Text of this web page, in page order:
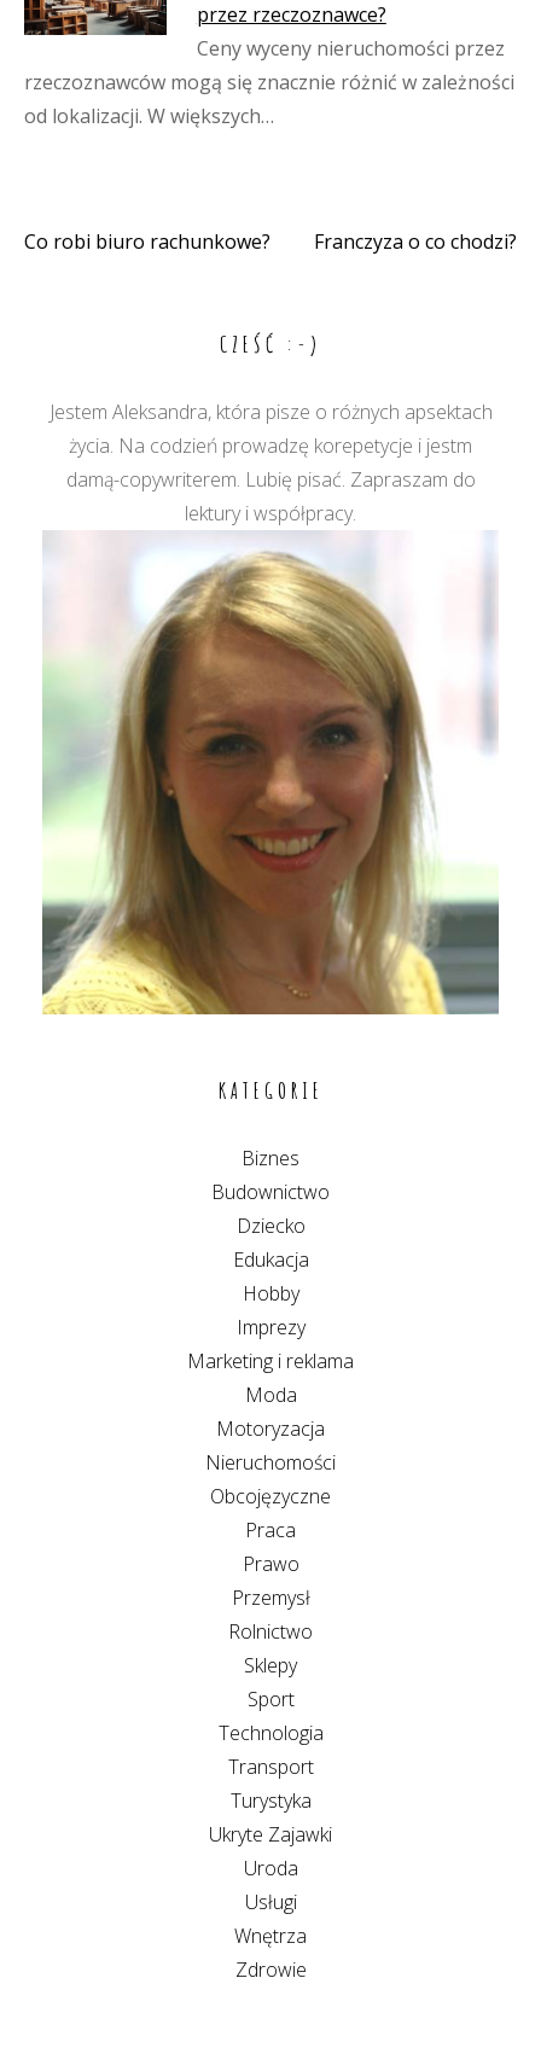
przez rzeczoznawce?
Ceny wyceny nieruchomości przez
rzeczoznawców mogą się znacznie różnić w zależności
od lokalizacji. W większych…
Nawigacja
Co robi biuro rachunkowe? Franczyza o co chodzi?
CZEŚĆ :-)
Jestem Aleksandra, która pisze o różnych apsektach
życia. Na codzień prowadzę korepetycje i jestm
damą-copywriterem. Lubię pisać. Zapraszam do
lektury i współpracy.
KATEGORIE
Biznes
Budownictwo
Dziecko
Edukacja
Hobby
Imprezy
Marketing i reklama
Moda
Motoryzacja
Nieruchomości
Obcojęzyczne
Praca
Prawo
Przemysł
Rolnictwo
Sklepy
Sport
Technologia
Transport
Turystyka
Ukryte Zajawki
Uroda
Usługi
Wnętrza
Zdrowie